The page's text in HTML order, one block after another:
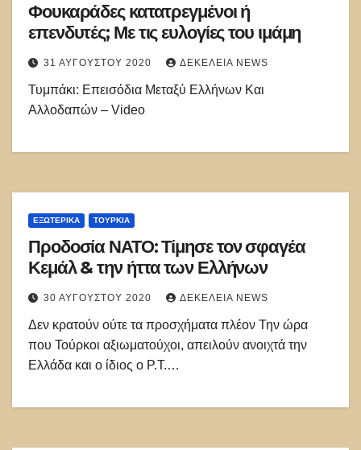
Φουκαράδες κατατρεγμένοι ή
επενδυτές; Με τις ευλογίες του ιμάμη
31 ΑΥΓΟΎΣΤΟΥ 2020 ΔΕΚΈΛΕΙΑ NEWS
Τυμπάκι: Επεισόδια Μεταξύ Ελλήνων Και
Αλλοδαπών – Video
ΕΞΩΤΕΡΙΚΑ ΤΟΥΡΚΊΑ
Προδοσία ΝΑΤΟ: Τίμησε τον σφαγέα
Κεμάλ & την ήττα των Ελλήνων
30 ΑΥΓΟΎΣΤΟΥ 2020 ΔΕΚΈΛΕΙΑ NEWS
Δεν κρατούν ούτε τα προσχήματα πλέον Την ώρα
που Τούρκοι αξιωματούχοι, απειλούν ανοιχτά την
Ελλάδα και ο ίδιος ο Ρ.Τ.…